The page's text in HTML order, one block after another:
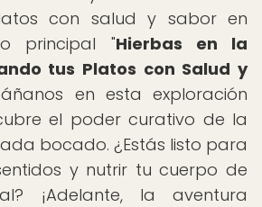
con salud y sabor en
principal "Hierbas en la
tus Platos con Salud y
en esta exploración
el poder curativo de la
bocado. ¿Estás listo para
y nutrir tu cuerpo de
¡Adelante, la aventura